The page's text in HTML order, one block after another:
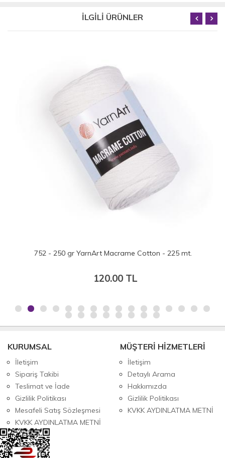
İLGİLİ ÜRÜNLER
752 - 250 gr YarnArt Macrame Cotton - 225 mt.
120.00 TL
KURUMSAL
İletişim
Sipariş Takibi
Teslimat ve İade
Gizlilik Politikası
Mesafeli Satış Sözleşmesi
KVKK AYDINLATMA METNİ
MÜŞTERİ HİZMETLERİ
İletişim
Detaylı Arama
Hakkımızda
Gizlilik Politikası
KVKK AYDINLATMA METNİ